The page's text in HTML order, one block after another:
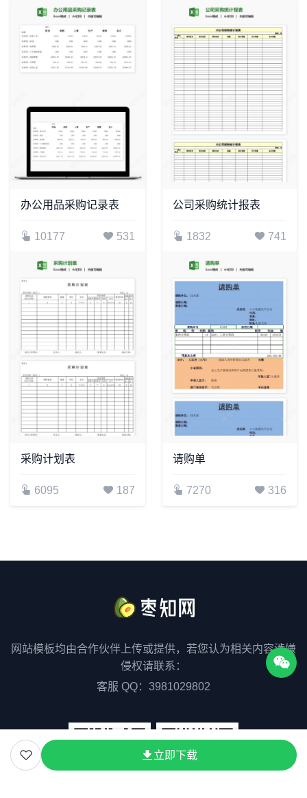
立即下载
办公用品采购记录表
10177 531
公司采购统计报表
1832 741
采购计划表
6095 187
请购单
7270 316
网站模板均由合作伙伴上传或提供，若您认为相关内容涉嫌
侵权请联系：
客服 QQ：3981029802